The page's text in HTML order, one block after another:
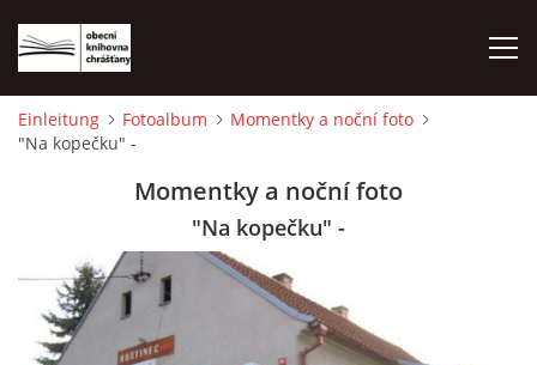
EINLEITUNG
Einleitung Fotoalbum
Momentky a noční foto
"Na kopečku" -
Momentky a noční foto
"Na kopečku" -